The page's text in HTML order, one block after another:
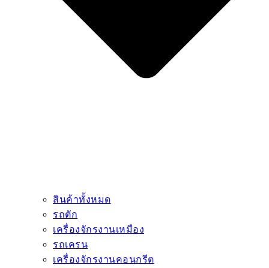
สินค้าทั้งหมด
รถตัก
เครื่องจักรงานเหมือง
รถเครน
เครื่องจักรงานคอนกรีต